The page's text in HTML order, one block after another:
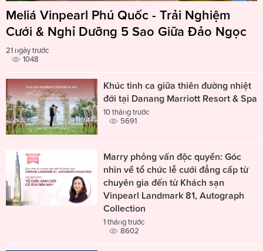
Meliá Vinpearl Phú Quốc - Trải Nghiệm
Cưới & Nghỉ Dưỡng 5 Sao Giữa Đảo Ngọc
21 ngày trước
1048
Khúc tình ca giữa thiên đường nhiệt
đới tại Danang Marriott Resort & Spa
10 tháng trước
5691
Marry phỏng vấn độc quyền: Góc
nhìn về tổ chức lễ cưới đẳng cấp từ
chuyên gia đến từ Khách sạn
Vinpearl Landmark 81, Autograph
Collection
1 tháng trước
8602